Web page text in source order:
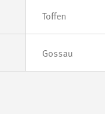
Toffen
Gossau